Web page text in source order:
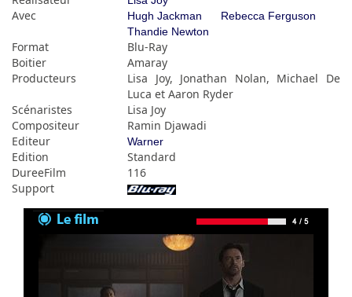
Avec Hugh Jackman
Rebecca Ferguson
Thandie Newton
Format
Blu-Ray
Boitier
Amaray
Producteurs
Lisa Joy, Jonathan Nolan, Michael De
Luca et Aaron Ryder
Scénaristes
Lisa Joy
Compositeur
Ramin Djawadi
Editeur
Warner
Edition
Standard
DureeFilm
116
Support